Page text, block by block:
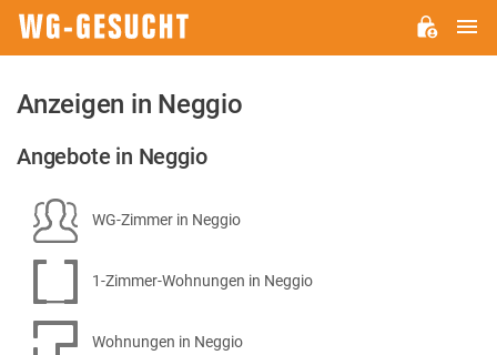
Anzeigen in Neggio
Angebote in Neggio
WG-Zimmer in Neggio
1-Zimmer-Wohnungen in Neggio
Wohnungen in Neggio